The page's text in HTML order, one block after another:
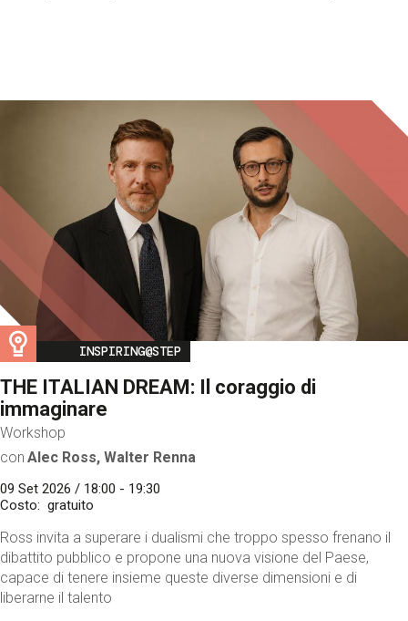
Image
INSPIRING@STEP
THE ITALIAN DREAM: Il coraggio di
immaginare
Workshop
con Alec Ross, Walter Renna
09 Set 2026 / 18:00 - 19:30
Costo
gratuito
Ross invita a superare i dualismi che troppo spesso frenano il
dibattito pubblico e propone una nuova visione del Paese,
capace di tenere insieme queste diverse dimensioni e di
liberarne il talento